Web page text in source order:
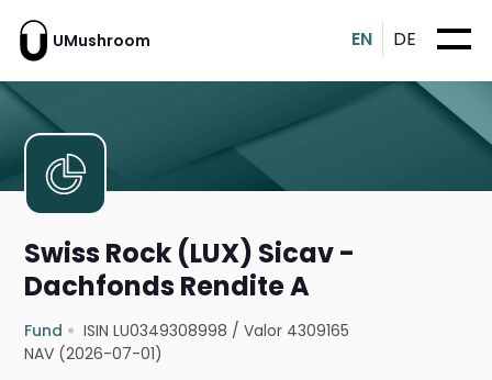
UMushroom EN DE
Swiss Rock (LUX) Sicav -
Dachfonds Rendite A
Fund ISIN LU0349308998 /Valor 4309165
NAV (2026-07-01)